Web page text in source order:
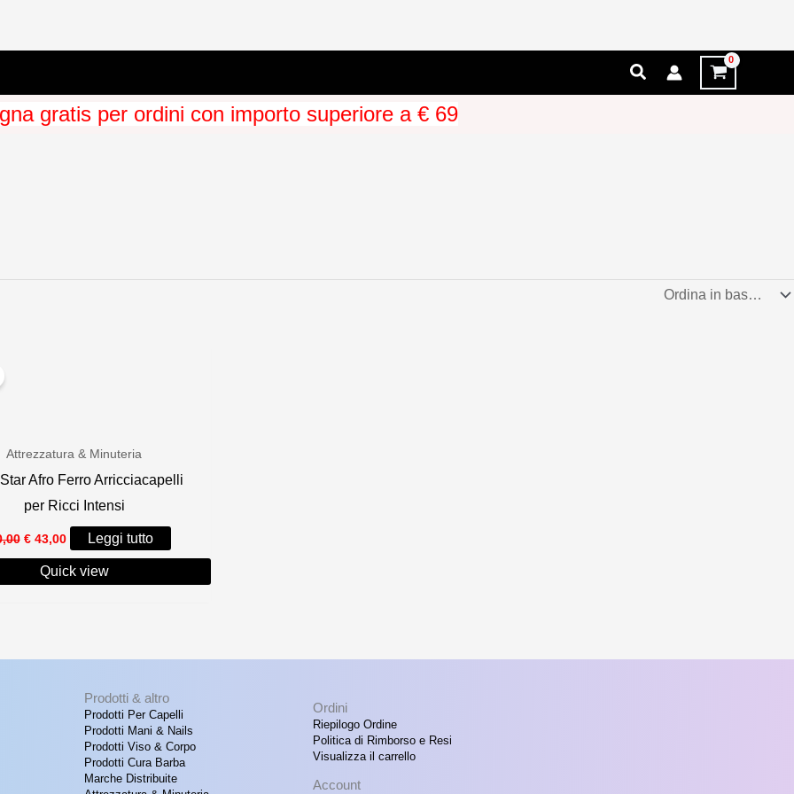
Cerca
gratis per ordini con importo superiore a € 69
Attrezzatura & Minuteria
Afro Ferro Arricciacapelli
per Ricci Intensi
Il
prezzo
originale
era:
€43,00Il
prezzo
attuale
è:
Leggi tutto
Quick view
Prodotti & altro
Prodotti Per Capelli
Prodotti Mani & Nails
Prodotti Viso & Corpo
Prodotti Cura Barba
Marche Distribuite
Ordini
Riepilogo Ordine
Politica di Rimborso e Resi
Visualizza il carrello
Account